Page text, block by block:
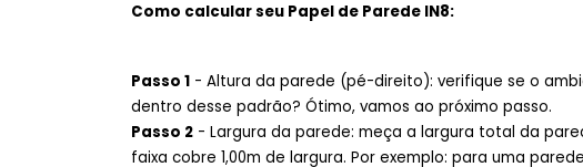
Como calcular seu Papel de Parede IN8:
Passo 1 - Altura da parede (pé-direito): verifique se o
dentro desse padrão? Ótimo, vamos ao próximo passo.
Passo 2 - Largura da parede: meça a largura total da
faixa cobre 1,00m de largura. Por exemplo: para uma